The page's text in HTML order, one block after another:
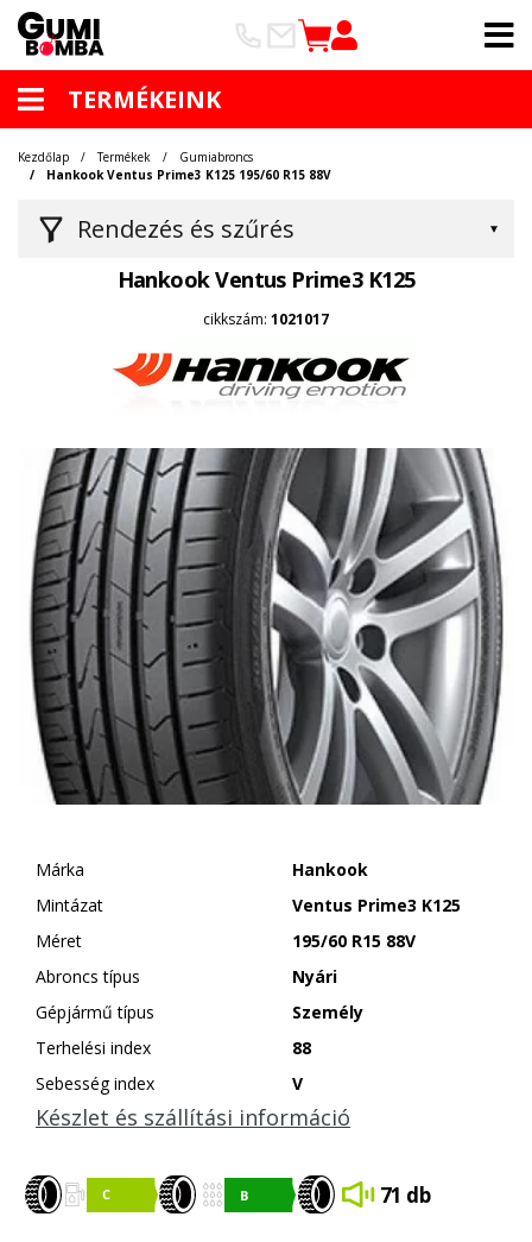
TERMÉKEINK
Rendezés és szűrés
Kezdőlap Termékek
Gumiabroncs
Hankook Ventus Prime3 K125 195/60 R15 88V
Hankook Ventus Prime3 K125
cikkszám: 1021017
Márka
Hankook
Mintázat
Ventus Prime3 K125
Méret
195/60 R15 88V
Abroncs típus
Nyári
Gépjármű típus
Személy
Terhelési index
88
Sebesség index
V
Készlet és szállítási információ
71 db